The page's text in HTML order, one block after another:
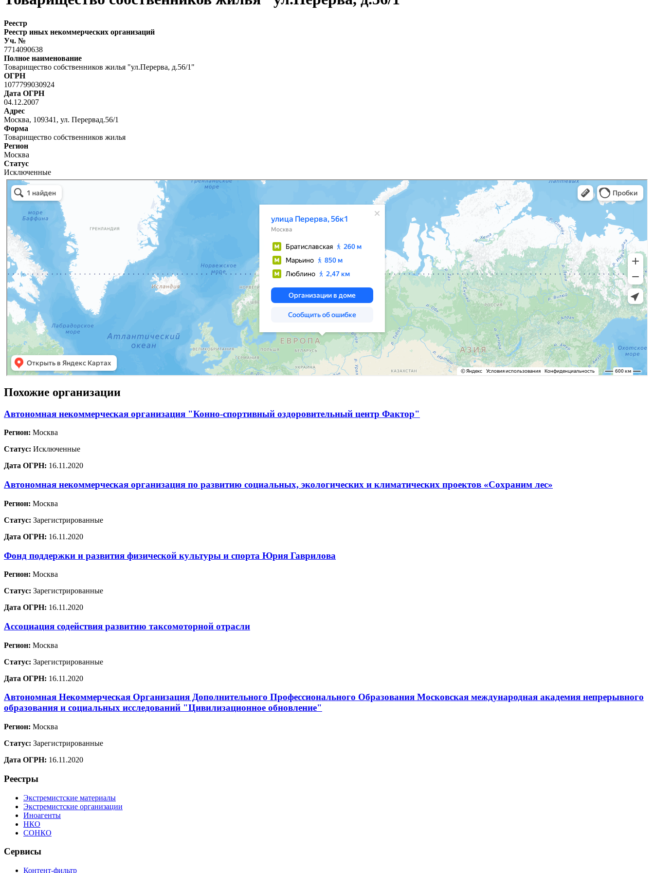
Реестр
Реестр иных некоммерческих организаций
Уч. №
7714090638
Полное наименование
Товарищество собственников жилья "ул.Перерва, д.56/1"
ОГРН
1077799030924
Дата ОГРН
04.12.2007
Адрес
Москва, 109341, ул. Перервад.56/1
Форма
Товарищество собственников жилья
Регион
Москва
Статус
Исключенные
Похожие организации
Автономная некоммерческая организация "Конно-спортивный оздоровительный центр Фактор"
Регион: Москва
Статус: Исключенные
Дата ОГРН: 16.11.2020
Автономная некоммерческая организация по развитию социальных, экологических и климатических проектов «Сохраним лес»
Регион: Москва
Статус: Зарегистрированные
Дата ОГРН: 16.11.2020
Фонд поддержки и развития физической культуры и спорта Юрия Гаврилова
Регион: Москва
Статус: Зарегистрированные
Дата ОГРН: 16.11.2020
Ассоциация содействия развитию таксомоторной отрасли
Регион: Москва
Статус: Зарегистрированные
Дата ОГРН: 16.11.2020
Автономная Некоммерческая Организация Дополнительного Профессионального Образования Московская международная академия непрерывного
образования и социальных исследований "Цивилизационное обновление"
Регион: Москва
Статус: Зарегистрированные
Дата ОГРН: 16.11.2020
Реестры
Экстремистские материалы
Экстремистские организации
Иноагенты
НКО
СОНКО
Сервисы
Контент-фильтр